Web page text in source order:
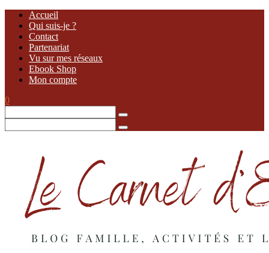
Accueil
Qui suis-je ?
Contact
Partenariat
Vu sur mes réseaux
Ebook Shop
Mon compte
0